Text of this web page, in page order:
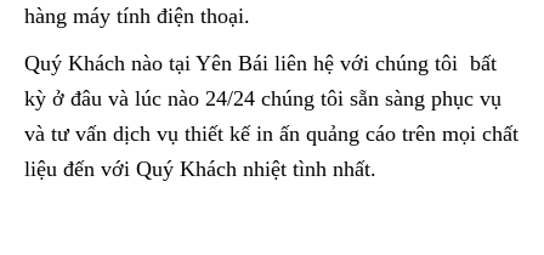
hàng máy tính điện thoại.
Quý Khách nào tại Yên Bái liên hệ với chúng tôi bất
kỳ ở đâu và lúc nào 24/24 chúng tôi sẵn sàng phục vụ
và tư vấn dịch vụ thiết kế in ấn quảng cáo trên mọi chất
liệu đến với Quý Khách nhiệt tình nhất.